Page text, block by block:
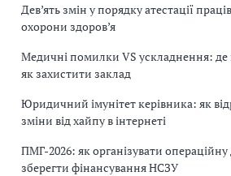
Дев’ять змін у порядку атестації
охорони здоров’я
Медичні помилки VS ускладнення:
як захистити заклад
Юридичний імунітет керівника: як
зміни від хайпу в інтернеті
ПМГ-2026: як організувати операційну
зберегти фінансування НСЗУ